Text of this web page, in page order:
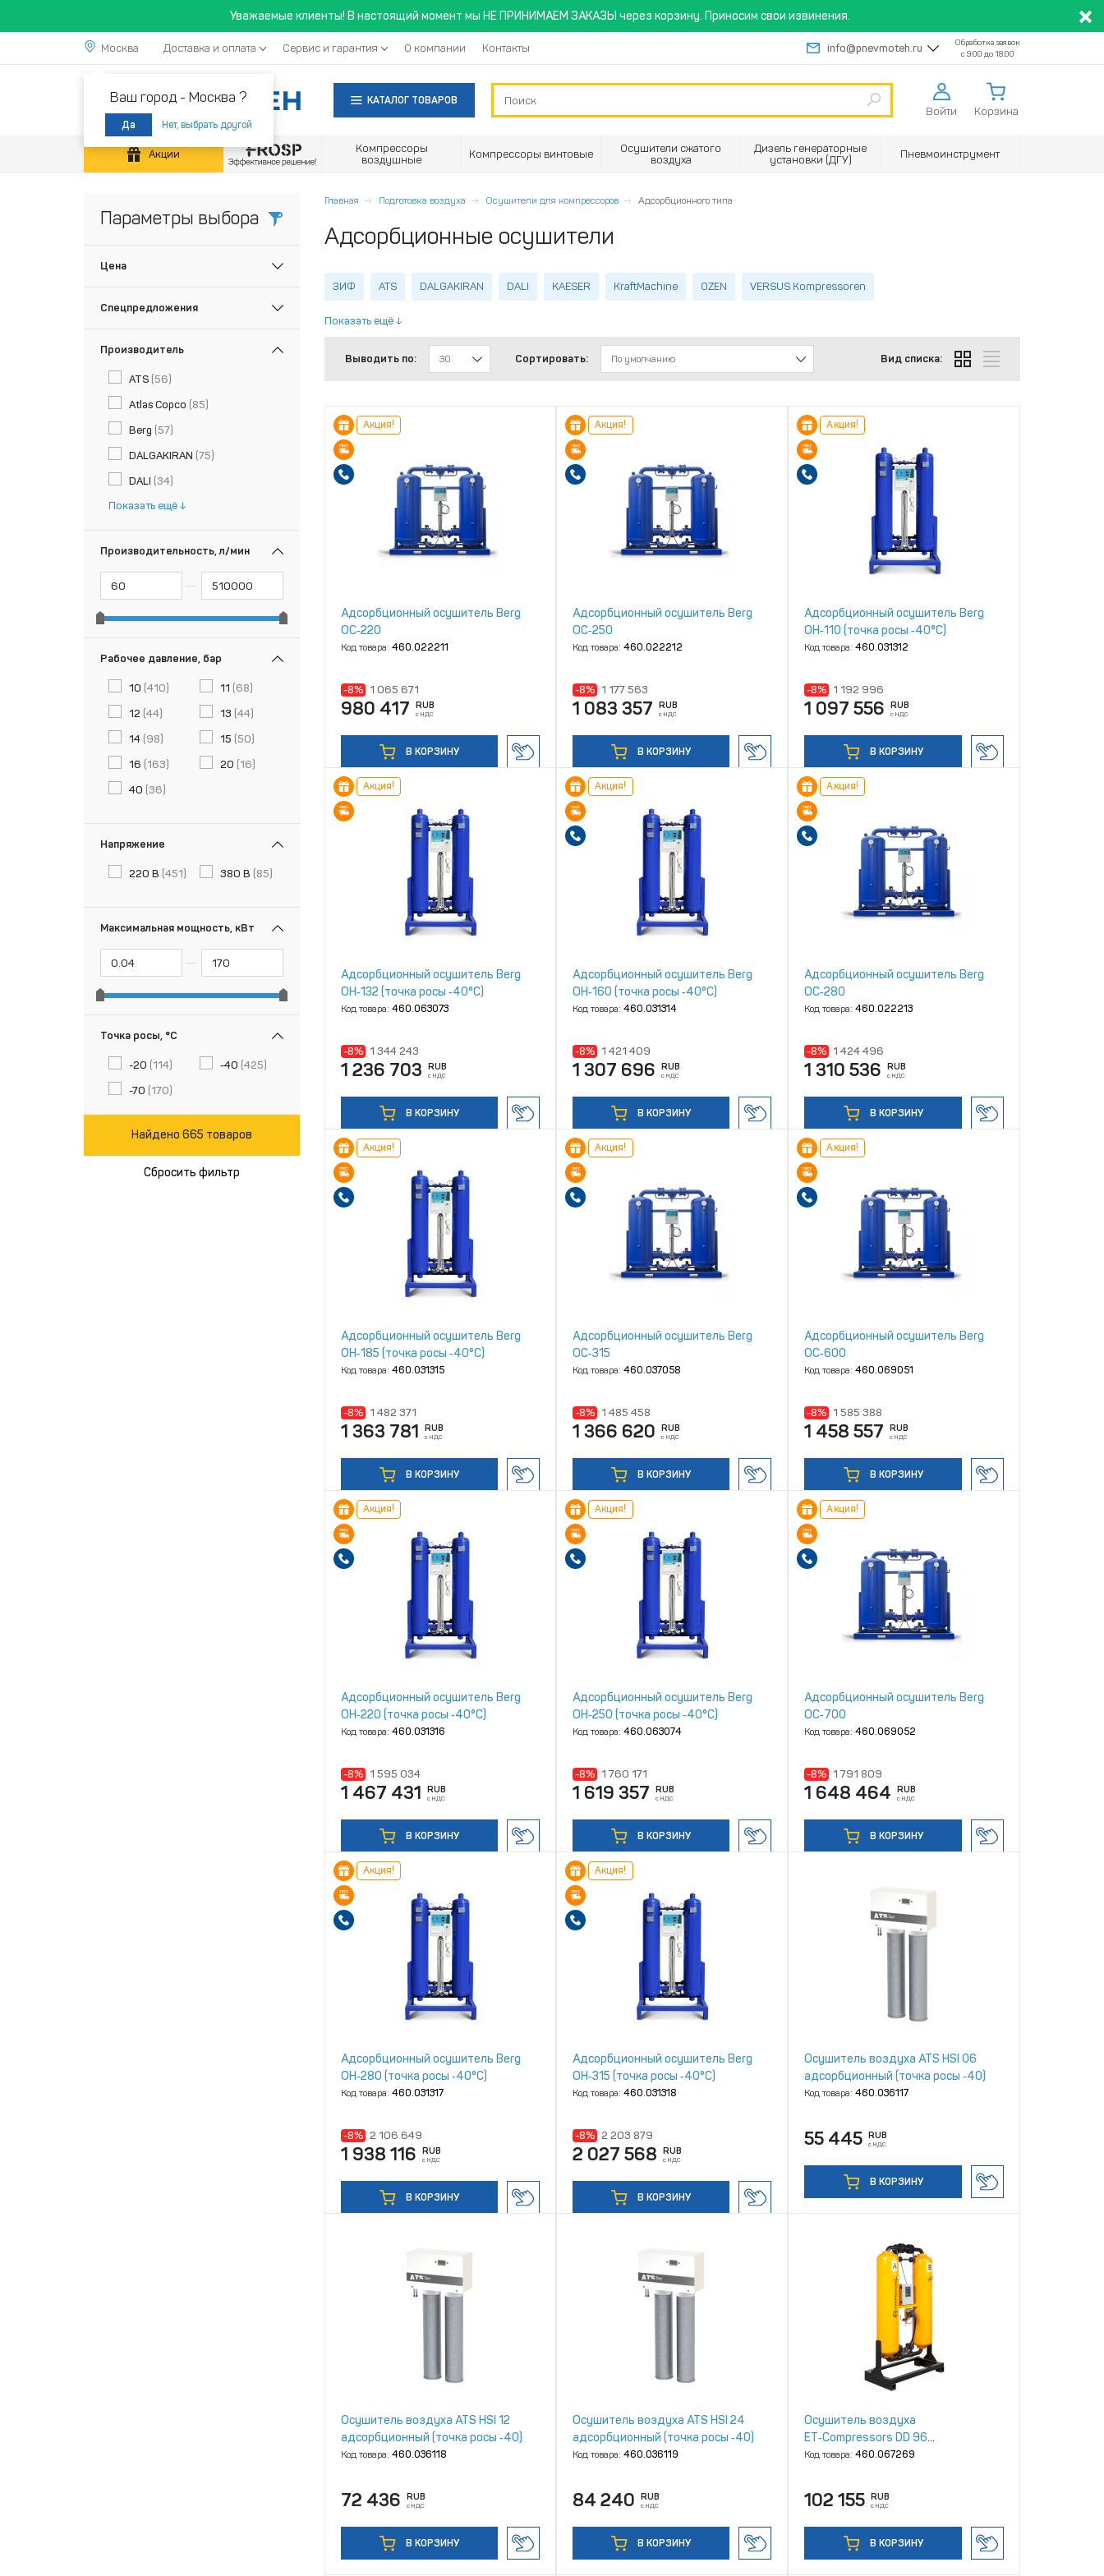
Уважаемые клиенты! В настоящий момент мы НЕ ПРИНИМАЕМ ЗАКАЗЫ через корзину. Приносим свои извинения.
Москва
Ваш город - Москва ?
Да Нет, выбрать другой
Доставка и оплата Сервис и гарантия О компании Контакты info@pnevmoteh.ru
Обработка заявок
с 9:00 до 18:00
КАТАЛОГ ТОВАРОВ
Войти Корзина
Акции
Компрессоры
воздушные
Компрессоры винтовые
Осушители сжатого
воздуха
Дизель генераторные
установки (ДГУ)
Пневмоинструмент
Параметры выбора
Цена
Спецпредложения
Производитель
ATS (56)
Atlas Copco (85)
Berg (57)
DALGAKIRAN (75)
DALI (34)
Показать ещё
Производительность, л/мин
Рабочее давление, бар
10 (410) 11 (68)
12 (44) 13 (44)
14 (98) 15 (50)
16 (163) 20 (16)
40 (36)
Напряжение
220 В (451) 380 В (85)
Максимальная мощность, кВт
Точка росы, °С
-20 (114) -40 (425)
-70 (170)
Найдено 665 товаров
Сбросить фильтр
Главная Подготовка воздуха Осушители для компрессоров Адсорбционного типа
Адсорбционные осушители
ЗИФ ATS DALGAKIRAN DALI KAESER KraftMachine OZEN VERSUS Kompressoren
Показать ещё
Выводить по: 30 Сортировать: По умолчанию Вид списка:
Акция!
Адсорбционный осушитель Berg
ОС‑220
Код товара: 460.022211
-8% 1 065 671
980 417 RUB
с НДС
В КОРЗИНУ
Акция!
Адсорбционный осушитель Berg
ОС‑250
Код товара: 460.022212
-8% 1 177 563
1 083 357 RUB
с НДС
В КОРЗИНУ
Акция!
Адсорбционный осушитель Berg
ОН‑110 (точка росы ‑40°С)
Код товара:460.031312
-8% 1 192 996
1 097 556 RUB
с НДС
В КОРЗИНУ
Акция!
Адсорбционный осушитель Berg
ОН‑132 (точка росы ‑40°С)
Код товара: 460.063073
-8% 1 344 243
1 236 703 RUB
с НДС
В КОРЗИНУ
Акция!
Адсорбционный осушитель Berg
ОН‑160 (точка росы ‑40°С)
Код товара: 460.031314
-8% 1 421 409
1 307 696 RUB
с НДС
В КОРЗИНУ
Акция!
Адсорбционный осушитель Berg
ОС‑280
Код товара:460.022213
-8% 1 424 496
1 310 536 RUB
с НДС
В КОРЗИНУ
Акция!
Адсорбционный осушитель Berg
ОН‑185 (точка росы ‑40°С)
Код товара: 460.031315
-8% 1 482 371
1 363 781 RUB
с НДС
В КОРЗИНУ
Акция!
Адсорбционный осушитель Berg
ОС‑315
Код товара: 460.037058
-8% 1 485 458
1 366 620 RUB
с НДС
В КОРЗИНУ
Акция!
Адсорбционный осушитель Berg
ОС‑600
Код товара:460.069051
-8% 1 585 388
1 458 557 RUB
с НДС
В КОРЗИНУ
Акция!
Адсорбционный осушитель Berg
ОН‑220 (точка росы ‑40°С)
Код товара: 460.031316
-8% 1 595 034
1 467 431 RUB
с НДС
В КОРЗИНУ
Акция!
Адсорбционный осушитель Berg
ОН‑250 (точка росы ‑40°С)
Код товара: 460.063074
-8% 1 760 171
1 619 357 RUB
с НДС
В КОРЗИНУ
Акция!
Адсорбционный осушитель Berg
ОС‑700
Код товара:460.069052
-8% 1 791 809
1 648 464 RUB
с НДС
В КОРЗИНУ
Акция!
Адсорбционный осушитель Berg
ОН‑280 (точка росы ‑40°С)
Код товара: 460.031317
-8% 2 106 649
1 938 116 RUB
с НДС
В КОРЗИНУ
Акция!
Адсорбционный осушитель Berg
ОН‑315 (точка росы ‑40°С)
Код товара: 460.031318
-8% 2 203 879
2 027 568 RUB
с НДС
В КОРЗИНУ
Осушитель воздуха ATS HSI 06
адсорбционный (точка росы ‑40)
Код товара:460.036117
55 445 RUB
с НДС
В КОРЗИНУ
Осушитель воздуха ATS HSI 12
адсорбционный (точка росы ‑40)
Код товара: 460.036118
72 436 RUB
с НДС
В КОРЗИНУ
Осушитель воздуха ATS HSI 24
адсорбционный (точка росы ‑40)
Код товара: 460.036119
84 240 RUB
с НДС
В КОРЗИНУ
Осушитель воздуха
ET‑Compressors DD 96
адсорбционный
Код товара:460.067269
102 155 RUB
с НДС
В КОРЗИНУ